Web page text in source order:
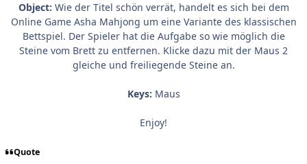
Object: Wie der Titel schön verrät, handelt es sich bei dem
Online Game Asha Mahjong um eine Variante des klassischen
Bettspiel. Der Spieler hat die Aufgabe so wie möglich die
Steine vom Brett zu entfernen. Klicke dazu mit der Maus 2
gleiche und freiliegende Steine an.
Keys: Maus
Enjoy!
Quote